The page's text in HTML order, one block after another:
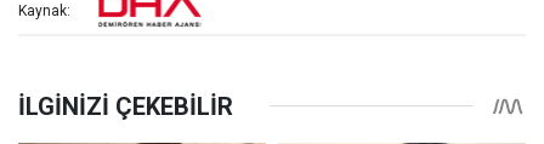
Kaynak: